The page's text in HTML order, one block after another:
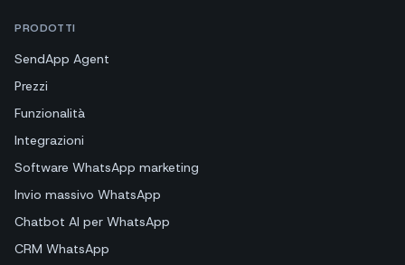
PRODOTTI
SendApp Agent
Prezzi
Funzionalità
Integrazioni
Software WhatsApp marketing
Invio massivo WhatsApp
Chatbot AI per WhatsApp
CRM WhatsApp